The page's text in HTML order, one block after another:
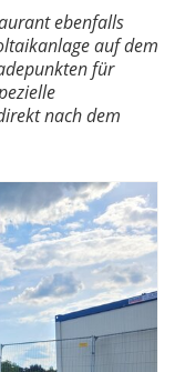
ebenfalls
auf dem
für
nach dem